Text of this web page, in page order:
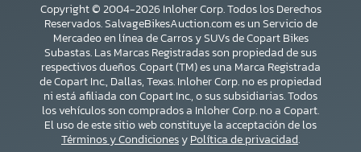
×
Copyright © 2004-2026 Inloher Corp. Todos los Derechos
Reservados. SalvageBikesAuction.com es un Servicio de
Mercadeo en línea de Carros y SUVs de Copart Bikes
Subastas. Las Marcas Registradas son propiedad de sus
respectivos dueños. Copart (TM) es una Marca Registrada
de Copart Inc., Dallas, Texas. Inloher Corp. no es propiedad
ni está afiliada con Copart Inc., o sus subsidiarias. Todos
los vehículos son comprados a Inloher Corp. no a Copart.
El uso de este sitio web constituye la acceptación de los
Términos y CondicionesyPolítica de privacidad.